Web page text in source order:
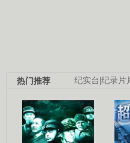
纪实台|纪录片
热门推荐